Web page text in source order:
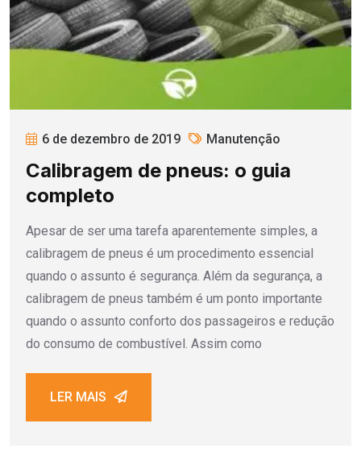
6 de dezembro de 2019 Manutenção
Calibragem de pneus: o guia
completo
Apesar de ser uma tarefa aparentemente simples, a
calibragem de pneus é um procedimento essencial
quando o assunto é segurança. Além da segurança, a
calibragem de pneus também é um ponto importante
quando o assunto conforto dos passageiros e redução
do consumo de combustível. Assim como
LER MAIS